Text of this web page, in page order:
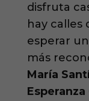
disfruta
hay calles
esperar
más
María